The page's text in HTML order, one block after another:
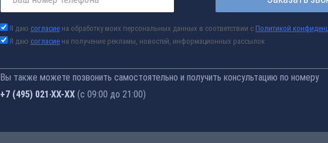
Я даю согласие на обработку моих персональных данных в соответствии с Политикой
Я даю согласие на получение рекламы, новостей, информационных рассылок
Вы также можете позвонить самостоятельно и получить консультацию по номеру
+7 (495) 021-41-76 (с 09:00 до 21:00)